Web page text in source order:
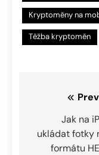
Kryptoměny na
Těžba kryptoměn
Navigace
příspěvek
Jak na
ukládat fotky
formátu